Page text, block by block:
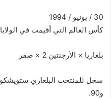
30 / يونيو / 1994
كأس العالم التي أقيمت في
بلغاريا × الأرجنتين 2 × صفر
و90.